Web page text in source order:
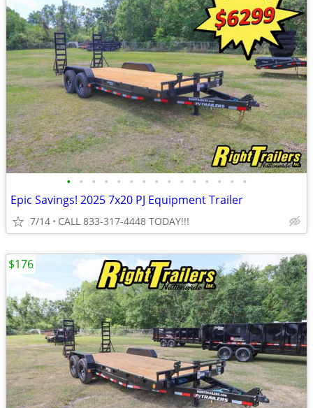
• • • • • • • • • • • • • • •
Epic Savings! 2025 7x20 PJ Equipment Trailer
7/14 CALL 833-317-4448 TODAY!!!
$176